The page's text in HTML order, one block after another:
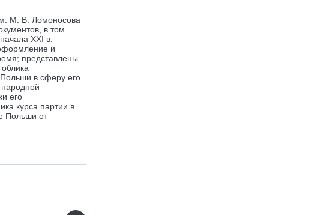
М. В. Ломоносова
в том
XXI в.
и
представлены
в сферу его
его
курса партии в
Польши от